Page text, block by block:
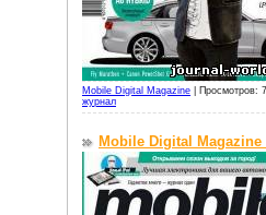
Mobile Digital Magazine
Просмотров:
журнал
Mobile Digital